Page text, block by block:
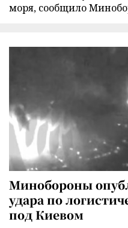
моря, сообщило
Минобороны
удара по
под Киевом